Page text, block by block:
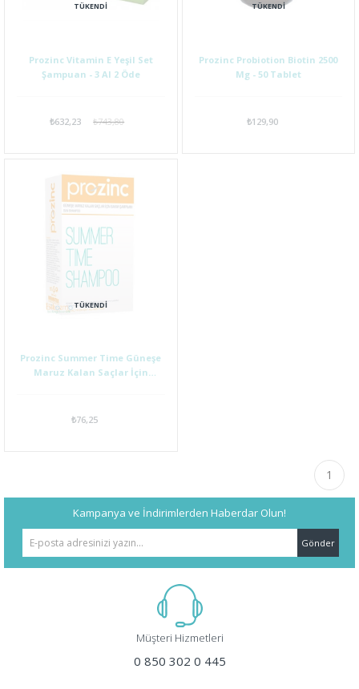
TÜKENDI
Prozinc Vitamin E Yeşil Set
Şampuan - 3 Al 2 Öde
₺632,23 ₺743,80
TÜKENDI
Prozinc Probiotion Biotin 2500
Mg - 50 Tablet
₺129,90
TÜKENDI
Prozinc Summer Time Güneşe
Maruz Kalan Saçlar İçin
₺76,25
1
Kampanya ve İndirimlerden Haberdar Olun!
Gönder
Müşteri Hizmetleri
0 850 302 0 445